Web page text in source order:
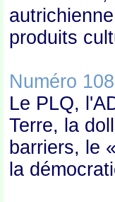
produits
Numéro 108
Le PLQ,
Terre, la
barriers, le
la